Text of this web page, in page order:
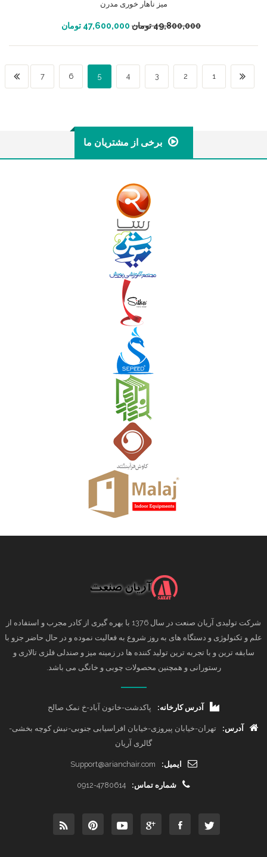
میز ناهار خوری مدرن
49,800,000تومان 47,600,000 تومان افزودن به سبد خرید
1
2
3
4
5
6
7
برخی از مشتریان ما
شرکت تولیدی آریان صنعت در سال 1376 با بهره گیری از کادر مجرب و استفاده از
علم و تکنولوژی و دستگاه های به روز شروع به فعالیت نموده و در حال حاضر جزو با
سابقه ترین و با تجربه ترین تولید کننده ها در زمینه میز و صندلی فلزی تالاری و
رستورانی و همچنین محصولات چوبی و خانگی می باشد.
آدرس کارخانه: پاکدشت-خاتون آباد-خ نمک صالح
آدرس:
تهران-خیابان پیروزی-خیابان افراسیابی جنوبی-نبش کوچه بخشی-
گالری آریان
ایمیل: Support@arianchair.com
شماره تماس: 0912-4780614